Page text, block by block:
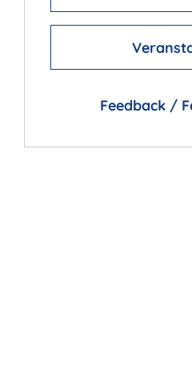
Feedback /